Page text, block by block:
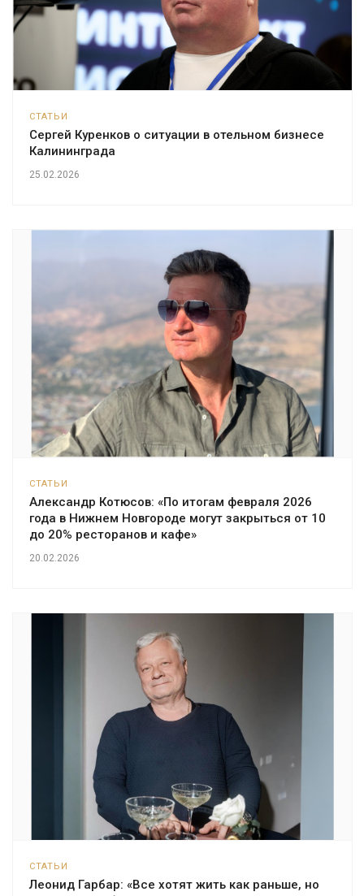
СТАТЬИ
Сергей Куренков о ситуации в отельном бизнесе
Калининграда
25.02.2026
СТАТЬИ
Александр Котюсов: «По итогам февраля 2026
года в Нижнем Новгороде могут закрыться от 10
до 20% ресторанов и кафе»
20.02.2026
СТАТЬИ
Леонид Гарбар: «Все хотят жить как раньше, но